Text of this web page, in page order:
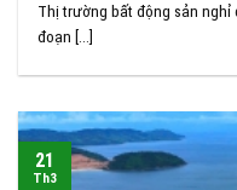
Thị trường bất động sản
đoạn [...]
21
Th3